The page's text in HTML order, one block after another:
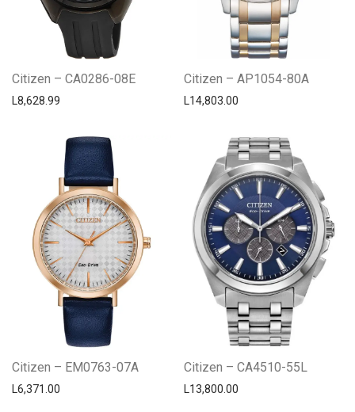
Citizen – CA0286-08E
L8,628.99
Citizen – AP1054-80A
L14,803.00
Citizen – EM0763-07A
L6,371.00
Citizen – CA4510-55L
L13,800.00